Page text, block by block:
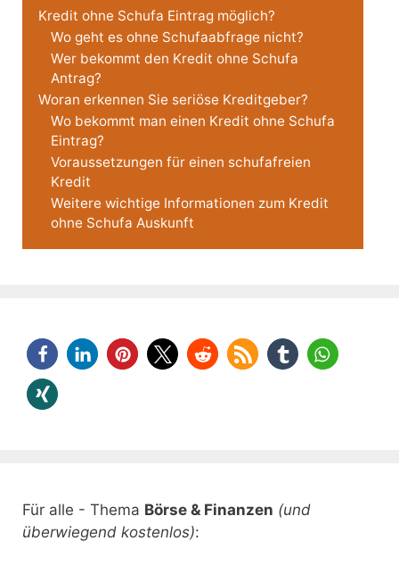
Kredit ohne Schufa Eintrag möglich?
Wo geht es ohne Schufaabfrage nicht?
Wer bekommt den Kredit ohne Schufa
Antrag?
Woran erkennen Sie seriöse Kreditgeber?
Wo bekommt man einen Kredit ohne Schufa
Eintrag?
Voraussetzungen für einen schufafreien
Kredit
Weitere wichtige Informationen zum Kredit
ohne Schufa Auskunft
Für alle - Thema Börse & Finanzen (und
überwiegend kostenlos):